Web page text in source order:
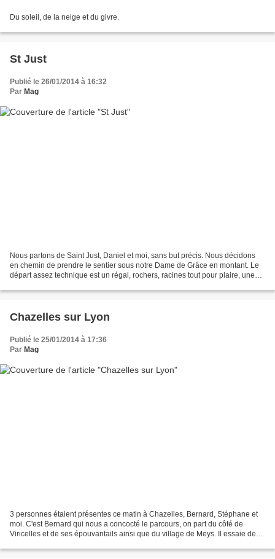
Du soleil, de la neige et du givre.
St Just
Publié le 26/01/2014 à 16:32
Par Mag
Nous partons de Saint Just, Daniel et moi, sans but précis. Nous décidons
en chemin de prendre le sentier sous notre Dame de Grâce en montant. Le
départ assez technique est un régal, rochers, racines tout pour plaire, une
Chazelles sur Lyon
Publié le 25/01/2014 à 17:36
Par Mag
3 personnes étaient présentes ce matin à Chazelles, Bernard, Stéphane et
moi. C'est Bernard qui nous a concocté le parcours, on part du côté de
Viricelles et de ses épouvantails ainsi que du village de Meys. Il essaie de